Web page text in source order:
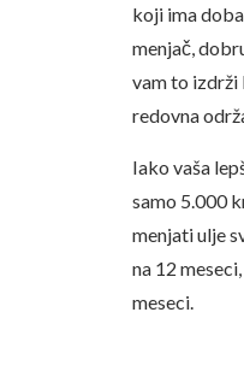
koji ima
menjač,
vam to izdrži
redovna
Iako vaša
samo 5.000
menjati ulje
na 12
meseci.